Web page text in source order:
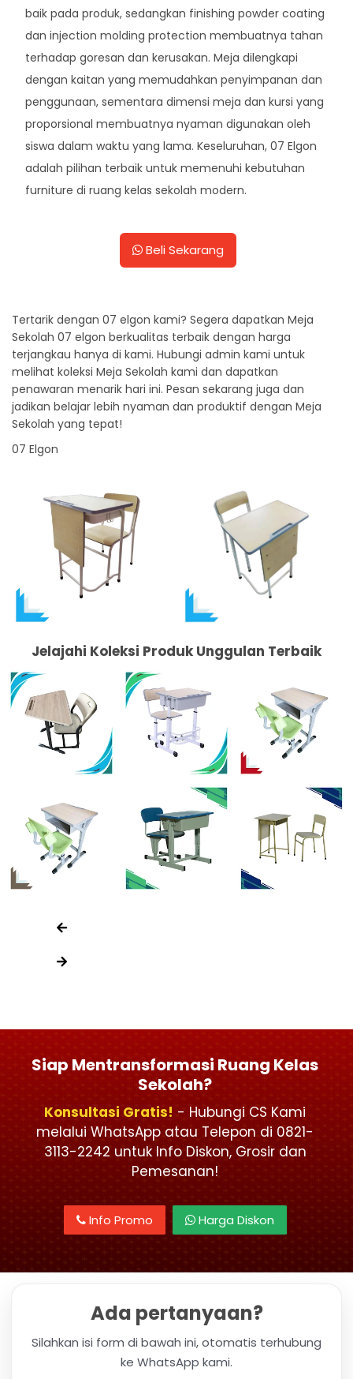
baik pada produk, sedangkan finishing powder coating
dan injection molding protection membuatnya tahan
terhadap goresan dan kerusakan. Meja dilengkapi
dengan kaitan yang memudahkan penyimpanan dan
penggunaan, sementara dimensi meja dan kursi yang
proporsional membuatnya nyaman digunakan oleh
siswa dalam waktu yang lama. Keseluruhan, 07 Elgon
adalah pilihan terbaik untuk memenuhi kebutuhan
furniture di ruang kelas sekolah modern.
Beli Sekarang
Tertarik dengan 07 elgon kami? Segera dapatkan Meja
Sekolah 07 elgon berkualitas terbaik dengan harga
terjangkau hanya di kami. Hubungi admin kami untuk
melihat koleksi Meja Sekolah kami dan dapatkan
penawaran menarik hari ini. Pesan sekarang juga dan
jadikan belajar lebih nyaman dan produktif dengan Meja
Sekolah yang tepat!
07 Elgon
Jelajahi Koleksi Produk Unggulan Terbaik
Siap Mentransformasi Ruang Kelas
Sekolah?
Konsultasi Gratis! - Hubungi CS Kami
melalui WhatsApp atau Telepon di 0821-
3113-2242 untuk Info Diskon, Grosir dan
Pemesanan!
Info Promo Harga Diskon
Ada pertanyaan?
Silahkan isi form di bawah ini, otomatis terhubung
ke WhatsApp kami.